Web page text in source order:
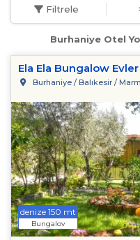
Filtrele
Burhaniye Otel
Ela Ela Bungalow Evler
Burhaniye / Balıkesir /
denize 150 mt
Bungalov